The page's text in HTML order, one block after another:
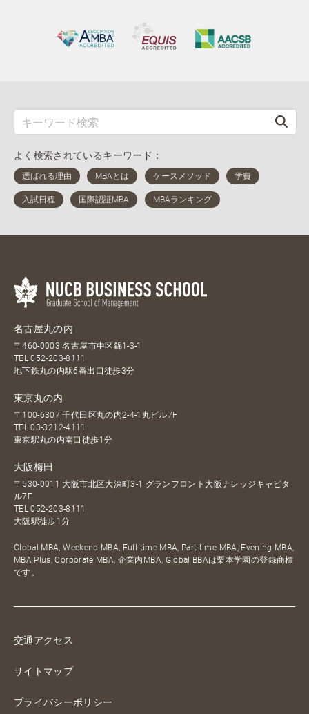
よく検索されているキーワード：
名古屋丸の内
〒460-0003 名古屋市中区錦1-3-1
TEL052-203-8111
地下鉄丸の内駅6番出口徒歩3分
東京丸の内
〒100-6307 千代田区丸の内2-4-1丸ビル7F
TEL03-3212-4111
東京駅丸の内南口徒歩1分
大阪梅田
〒530-0011 大阪市北区大深町3-1 グランフロント大阪ナレッジキャピタ
ル7F
TEL052-203-8111
大阪駅徒歩1分
Global MBA, Weekend MBA, Full-time MBA, Part-time MBA, Evening MBA,
MBA Plus, Corporate MBA, 企業内MBA, Global BBAは栗本学園の登録商標
です。
交通アクセス
サイトマップ
プライバシーポリシー